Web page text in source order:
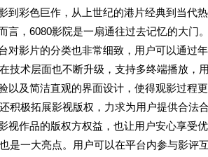
到彩色巨作，从上世纪的港片经典到当代
言，6080影院是一扇通往过去记忆的大
对影片的分类也非常细致，用户可以通过
在技术层面也不断升级，支持多终端播放，
以及简洁直观的界面设计，使得观影过程
积极拓展影视版权，力求为用户提供合
视作品的版权方权益，也让用户安心享受优
是一大亮点。用户可以在平台内参与影评